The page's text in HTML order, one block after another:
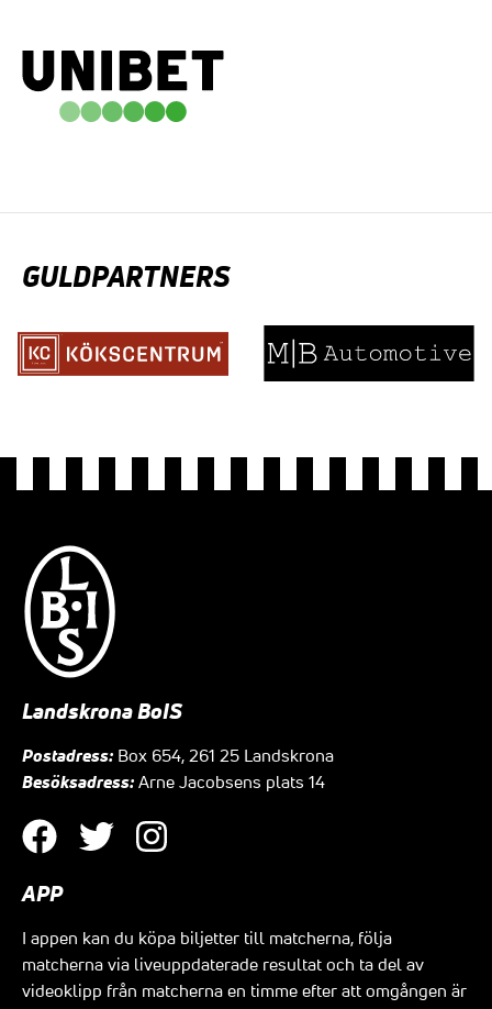
GULDPARTNERS
Landskrona BoIS
Postadress: Box 654, 261 25 Landskrona
Besöksadress: Arne Jacobsens plats 14
APP
I appen kan du köpa biljetter till matcherna, följa
matcherna via liveuppdaterade resultat och ta del av
videoklipp från matcherna en timme efter att omgången är